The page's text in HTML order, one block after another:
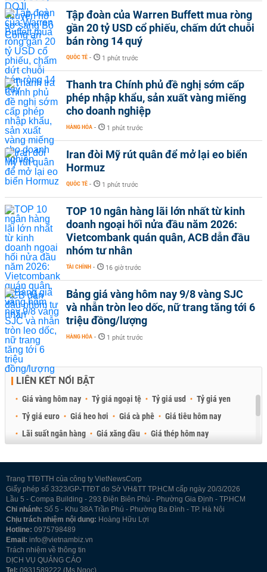
Tập đoàn của Warren Buffett mua ròng
gần 20 tỷ USD cổ phiếu, chấm dứt chuỗi
bán ròng 14 quý
QUỐC TẾ - 1 phút trước
Thanh tra Chính phủ đề nghị sớm cấp
phép nhập khẩu, sản xuất vàng miếng
cho doanh nghiệp
HÀNG HÓA - 1 phút trước
Iran đòi Mỹ rút quân để mở lại eo biển
Hormuz
QUỐC TẾ - 1 phút trước
TOP 10 ngân hàng lãi lớn nhất từ kinh
doanh ngoại hối nửa đầu năm 2026:
Vietcombank quán quân, ACB dẫn đầu
nhóm tư nhân
TÀI CHÍNH - 16 giờ trước
Bảng giá vàng hôm nay 9/8 vàng SJC
và nhẫn tròn leo dốc, nữ trang tăng tới 6
triệu đồng/lượng
HÀNG HÓA - 1 phút trước
LIÊN KẾT NỔI BẬT
Giá vàng hôm nay Tỷ giá ngoại tệ Tỷ giá usd
Tỷ giá yen
Tỷ giá euro
Giá heo hơi Giá cà phê
Giá tiêu hôm nay
Lãi suất ngân hàng
Giá xăng dầu
Giá thép hôm nay
Trang TTĐTTH của công ty VietNewsCorp
Giấy phép số 3323/GP-TTĐT do Sở VH&TT TP.HCM cấp ngày 20/3/2026
Lầu 5 - Compa Building - 293 Điện Biên Phủ - Phường Gia Định - TP.HCM
Chi nhánh: Số 5 - Khu 38A Trần Phú - Phường Ba Đình - TP. Hà Nội
Chịu trách nhiệm nội dung: Hoàng Hữu Lợi
Hotline: 0975798489
Email: info@vietnambiz.vn
Trách nhiệm về thông tin
DỊCH VỤ QUẢNG CÁO
Tel: 0931589222 (Ms Ngọc)